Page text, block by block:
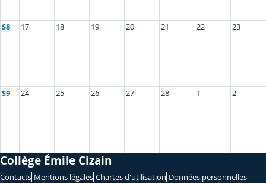
S8 17 18 19 20 21 22 23
S9 24 25 26 27 28 1 2
Collège Émile Cizain
Contacts Mentions légales Chartes d'utilisation Données personnelles